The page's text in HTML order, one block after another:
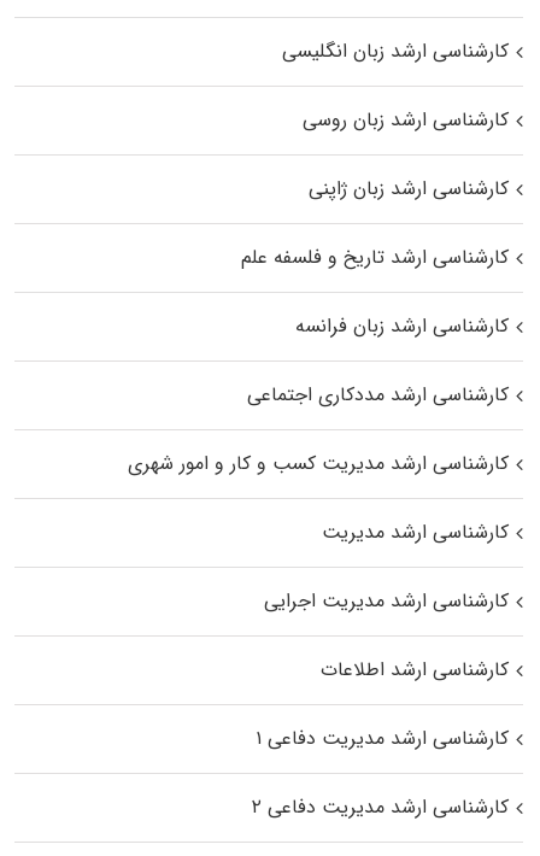
کارشناسی ارشد زبان انگلیسی
کارشناسی ارشد زبان روسی
کارشناسی ارشد زبان ژاپنی
کارشناسی ارشد تاریخ و فلسفه علم
کارشناسی ارشد زبان فرانسه
کارشناسی ارشد مددکاری اجتماعی
کارشناسی ارشد مدیریت کسب و کار و امور شهری
کارشناسی ارشد مدیریت
کارشناسی ارشد مدیریت اجرایی
کارشناسی ارشد اطلاعات
کارشناسی ارشد مدیریت دفاعی ۱
کارشناسی ارشد مدیریت دفاعی ۲